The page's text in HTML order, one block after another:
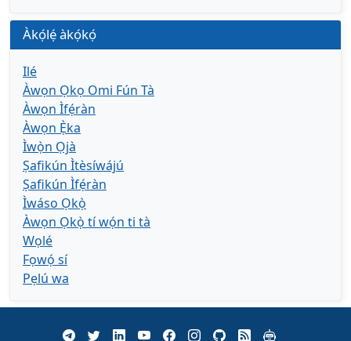
Àkọ́lẹ́ àkọ́kọ́
Ilé
Àwọn Ọkọ Omi Fún Tà
Àwọn Ìfẹ́ràn
Àwọn Ẹ̀ka
Ìwọ̀n Ọjà
Ṣafikún Ìtèsíwájú
Ṣafikún Ìfẹ́ràn
Ìwáso Ọkọ̀
Àwọn Ọkọ̀ tí wọ́n ti tà
Wọlé
Fọwọ́ sí
Pẹlú wa